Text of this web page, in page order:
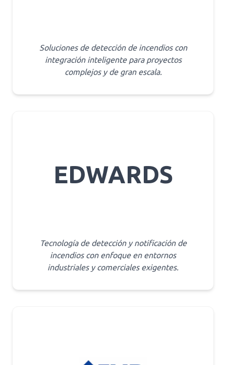
Soluciones de detección de incendios con
integración inteligente para proyectos
complejos y de gran escala.
EDWARDS
Tecnología de detección y notificación de
incendios con enfoque en entornos
industriales y comerciales exigentes.